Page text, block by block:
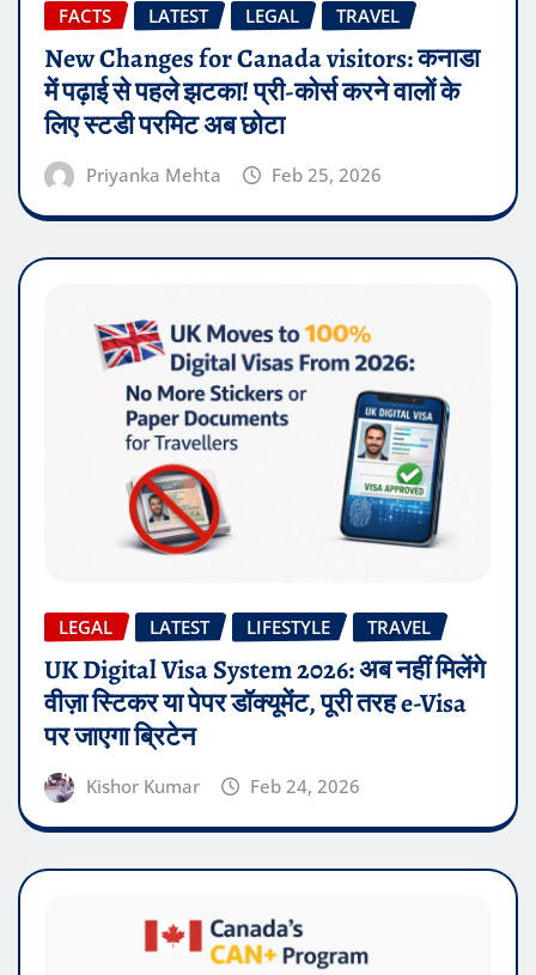
FACTS LATEST LEGAL TRAVEL
New Changes for Canada visitors: कनाडा
में पढ़ाई से पहले झटका! प्री-कोर्स करने वालों के
लिए स्टडी परमिट अब छोटा
Priyanka Mehta Feb 25, 2026
LEGAL LATEST LIFESTYLE TRAVEL
UK Digital Visa System 2026: अब नहीं मिलेंगे
वीज़ा स्टिकर या पेपर डॉक्यूमेंट, पूरी तरह e-Visa
पर जाएगा ब्रिटेन
Kishor Kumar Feb 24, 2026